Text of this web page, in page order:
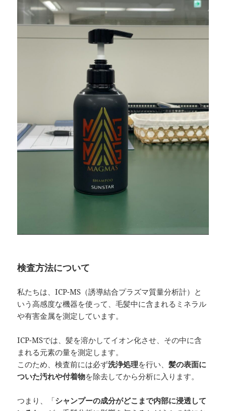
検査方法について
私たちは、ICP-MS（誘導結合プラズマ質量分析計）と
いう高感度な機器を使って、毛髪中に含まれるミネラル
や有害金属を測定しています。
ICP-MSでは、髪を溶かしてイオン化させ、その中に含
まれる元素の量を測定します。
このため、検査前には必ず洗浄処理を行い、髪の表面に
ついた汚れや付着物を除去してから分析に入ります。
つまり、「シャンプーの成分がどこまで内部に浸透して